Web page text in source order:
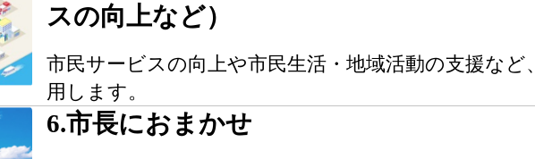
スの向上など）
市民サービスの向上や市民生活・地域活動の支援な
用します。
6.市長におまかせ